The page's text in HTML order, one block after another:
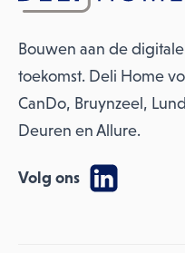
Bouwen aan de
toekomst. Deli Home
CanDo, Bruynzeel,
Deuren en Allure.
Volg ons